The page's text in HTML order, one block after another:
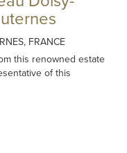
FRANCE
this renowned estate
of this